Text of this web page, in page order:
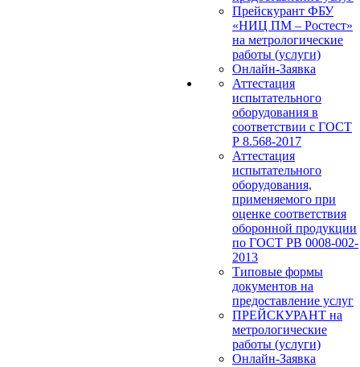
Прейскурант ФБУ
«НИЦ ПМ – Ростест»
на метрологические
работы (услуги)
Онлайн-Заявка
Аттестация
испытательного
оборудования в
соответствии с ГОСТ
Р 8.568-2017
Аттестация
испытательного
оборудования,
применяемого при
оценке соответствия
оборонной продукции
по ГОСТ РВ 0008-002-
2013
Типовые формы
документов на
предоставление услуг
ПРЕЙСКУРАНТ на
метрологические
работы (услуги)
Онлайн-Заявка